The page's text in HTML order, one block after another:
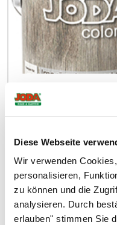
Diese Webseite
Wir verwenden
personalisieren,
zu können und die
analysieren. Durch
erlauben" stimmen Sie